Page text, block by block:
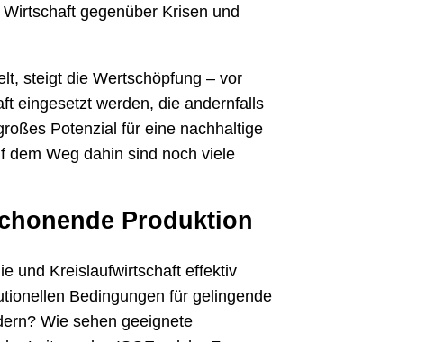
gegenüber Krisen und
steigt die Wertschöpfung – vor
eingesetzt werden, die andernfalls
Potenzial für eine nachhaltige
dem Weg dahin sind noch viele
Produktion
und Kreislaufwirtschaft effektiv
Bedingungen für gelingende
Wie sehen geeignete